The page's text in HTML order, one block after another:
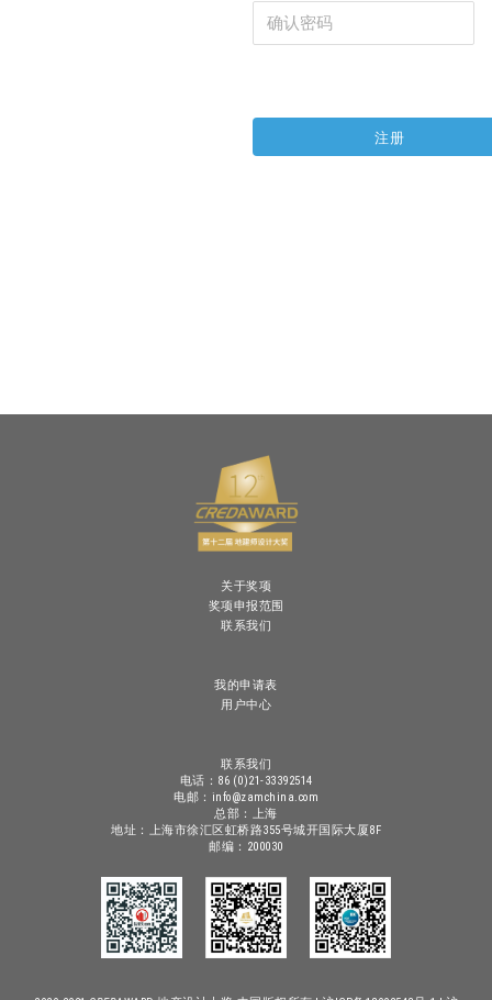
关于奖项
奖项申报范围
联系我们
我的申请表
用户中心
联系我们
电话：86 (0)21-33392514
电邮：info@zamchina.com
总部：上海
地址：上海市徐汇区虹桥路355号城开国际大厦8F
邮编：200030